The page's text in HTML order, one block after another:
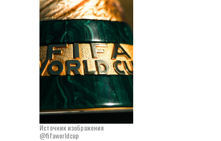
Источник изображения
@fifaworldcup